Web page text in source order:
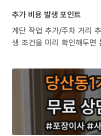
추가 비용 발생 포인트
계단 작업 추가/주차 거리
생 조건을 미리 확인해두면